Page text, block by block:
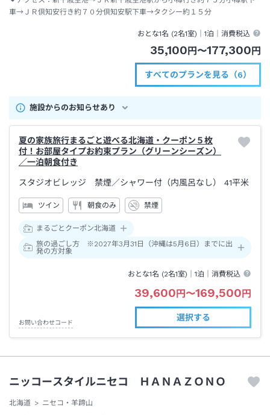
車→ＪＲ倶知安行き約７０分倶知安駅下車→タクシー約１５分
おとな1名 (2名1室)｜1泊 ｜消費税込
35,100円〜177,300円
すべてのプランを見る（6）
施設からのお知らせあり
夏の家族旅行まるごと遊べる北海道・クーポン５枚
付！お部屋タイプお約束プラン（グリーンシーズン）
／一泊朝食付き
スタジオビレッジ 禁煙／シャワー付（内風呂なし） 41平米
ツイン 朝食のみ 禁煙
まるごとクーポン北海道
旅の過ごし方 ※2027年3月31日（沖縄は5月6日）までに出
発の方対象
おとな1名 (2名1室)｜1泊 ｜消費税込
39,600円〜169,500円
お問い合わせコード
選択する
ニッコースタイルニセコ ＨＡＮＡＺＯＮＯ
北海道
ニセコ・羊蹄山